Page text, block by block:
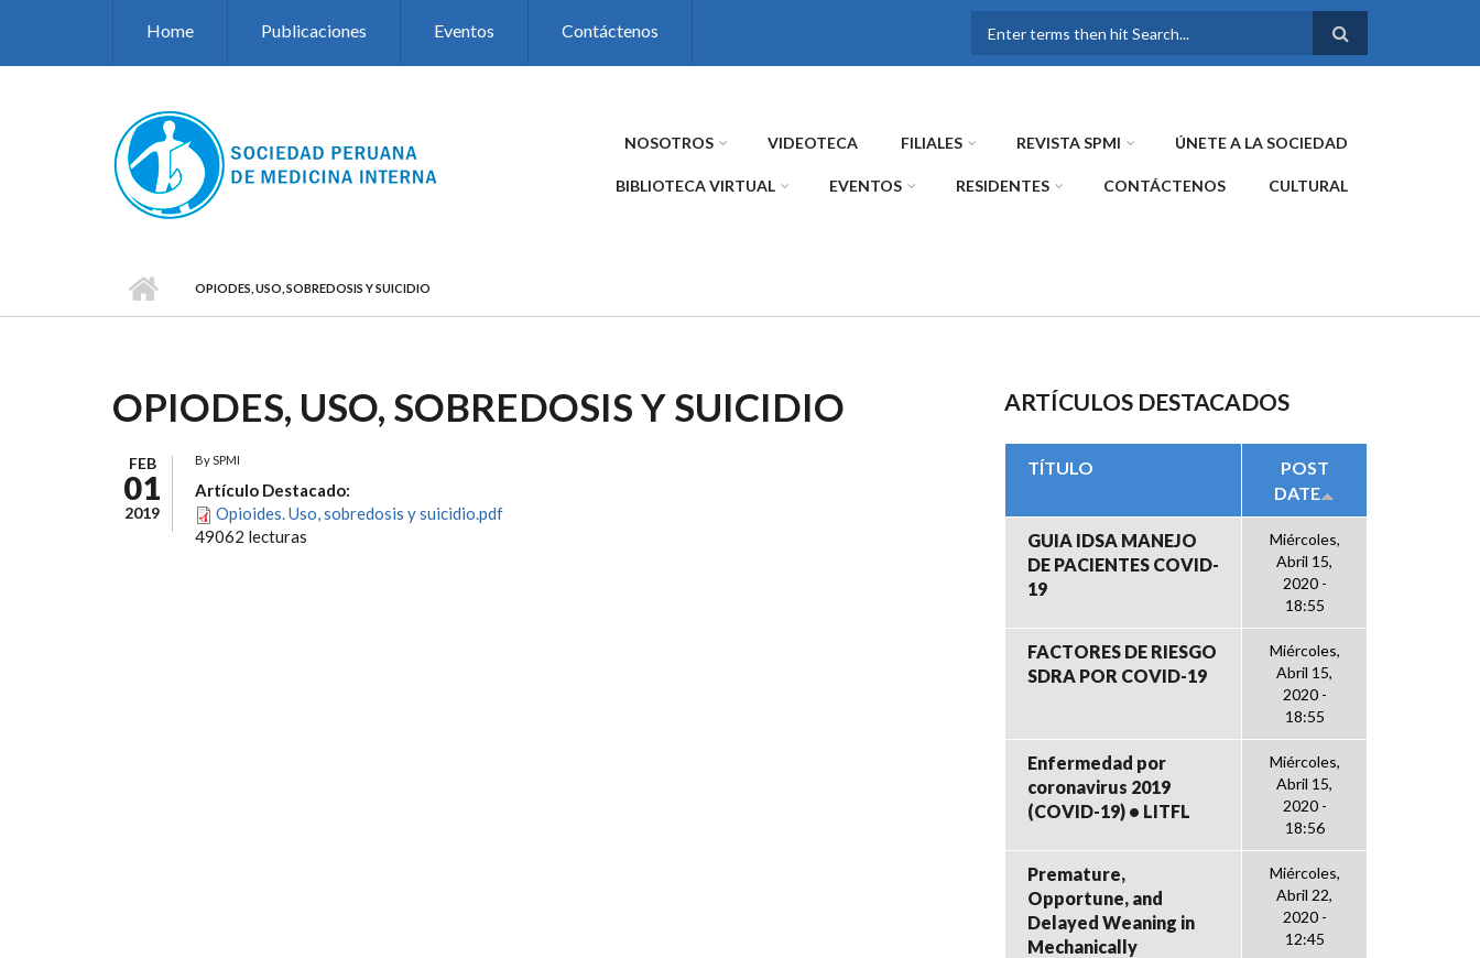
Home Publicaciones Eventos Contáctenos
FORMULARIO DE
NOSOTROS VIDEOTECA FILIALES REVISTA SPMI ÚNETE A LA SOCIEDAD
BIBLIOTECA VIRTUAL EVENTOS RESIDENTES CONTÁCTENOS CULTURAL
OPIODES, USO, SOBREDOSIS Y SUICIDIO
OPIODES, USO, SOBREDOSIS Y SUICIDIO
FEB
01
2019
BySPMI
Artículo Destacado:
Opioides. Uso, sobredosis y suicidio.pdf
49062 lecturas
ARTÍCULOS DESTACADOS
TÍTULO
POST
DATE
GUIA IDSA MANEJO
DE PACIENTES COVID-
19
Miércoles,
Abril 15,
2020 -
18:55
FACTORES DE RIESGO
SDRA POR COVID-19
Miércoles,
Abril 15,
2020 -
18:55
Enfermedad por
coronavirus 2019
(COVID-19) • LITFL
Miércoles,
Abril 15,
2020 -
18:56
Premature,
Opportune, and
Delayed Weaning in
Mechanically
Miércoles,
Abril 22,
2020 -
12:45